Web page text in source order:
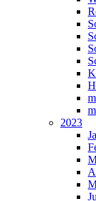
2023